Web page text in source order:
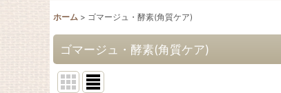
ホーム > ゴマージュ・酵素(角質ケア)
ゴマージュ・酵素(角質ケア)